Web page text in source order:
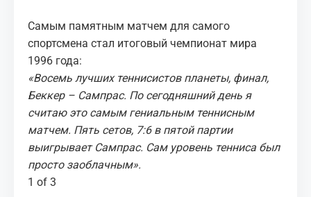
Самым памятным матчем для самого
спортсмена стал итоговый чемпионат мира
1996 года:
«Восемь лучших теннисистов планеты, финал,
Беккер – Сампрас. По сегодняшний день я
считаю это самым гениальным теннисным
матчем. Пять сетов, 7:6 в пятой партии
выигрывает Сампрас. Сам уровень тенниса был
просто заоблачным».
1 of 3